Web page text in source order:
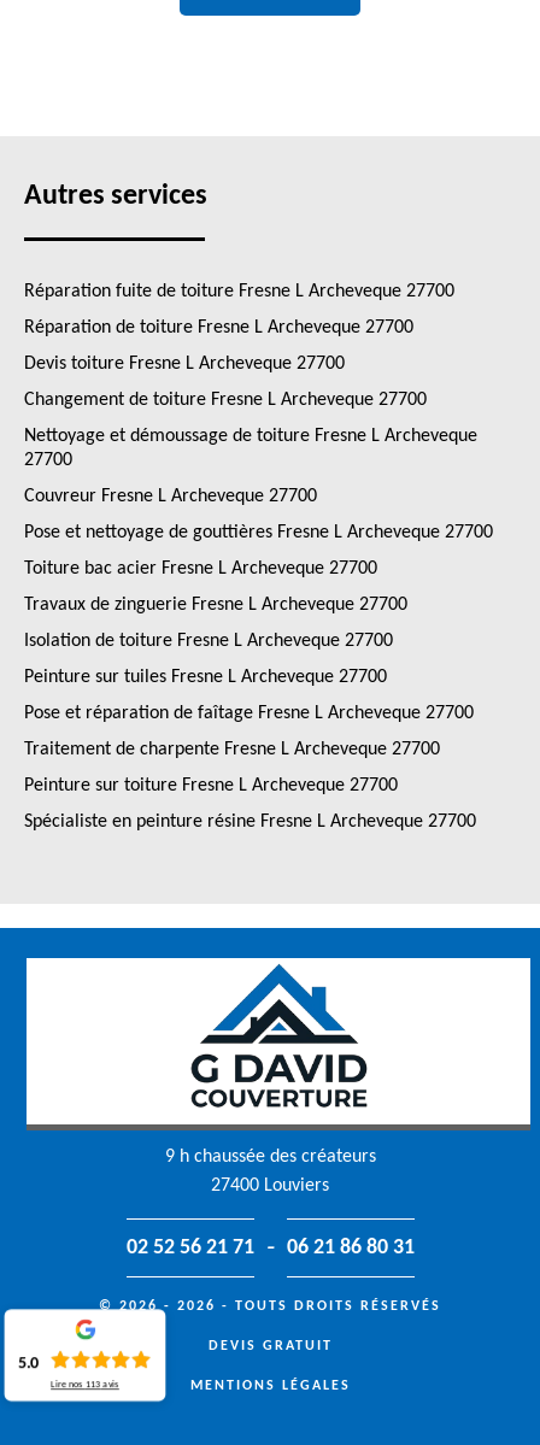
Autres services
Réparation fuite de toiture Fresne L Archeveque 27700
Réparation de toiture Fresne L Archeveque 27700
Devis toiture Fresne L Archeveque 27700
Changement de toiture Fresne L Archeveque 27700
Nettoyage et démoussage de toiture Fresne L Archeveque
27700
Couvreur Fresne L Archeveque 27700
Pose et nettoyage de gouttières Fresne L Archeveque 27700
Toiture bac acier Fresne L Archeveque 27700
Travaux de zinguerie Fresne L Archeveque 27700
Isolation de toiture Fresne L Archeveque 27700
Peinture sur tuiles Fresne L Archeveque 27700
Pose et réparation de faîtage Fresne L Archeveque 27700
Traitement de charpente Fresne L Archeveque 27700
Peinture sur toiture Fresne L Archeveque 27700
Spécialiste en peinture résine Fresne L Archeveque 27700
9 h chaussée des créateurs
27400 Louviers
02 52 56 21 71 - 06 21 86 80 31
© 2026 - 2026 - TOUTS DROITS RÉSERVÉS
DEVIS GRATUIT
MENTIONS LÉGALES
5.0
Lire nos 113 avis